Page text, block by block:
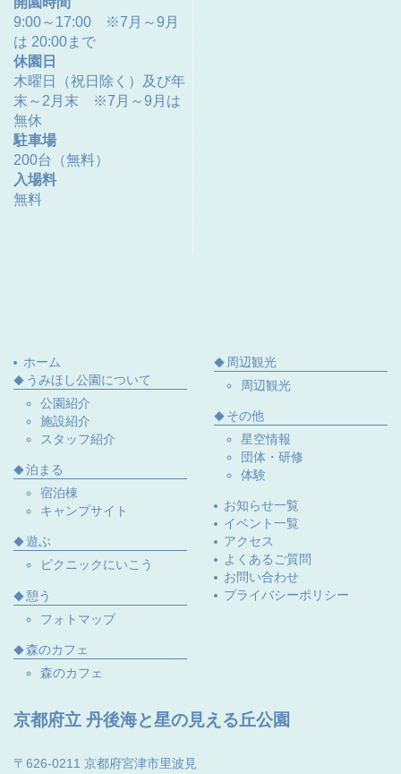
9:00～17:00 ※7月～9月
は 20:00まで
休園日
木曜日（祝日除く）及び年
末～2月末 ※7月～9月は
無休
駐車場
200台（無料）
入場料
無料
ホーム
うみほし公園について
公園紹介
施設紹介
スタッフ紹介
泊まる
宿泊棟
キャンプサイト
遊ぶ
ピクニックにいこう
憩う
フォトマップ
森のカフェ
森のカフェ
周辺観光
周辺観光
その他
星空情報
団体・研修
体験
お知らせ一覧
イベント一覧
アクセス
よくあるご質問
お問い合わせ
プライバシーポリシー
京都府立 丹後海と星の見える丘公園
〒626-0211 京都府宮津市里波見